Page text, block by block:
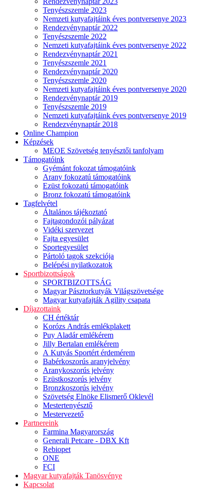
Tenyészszemle 2023
Nemzeti kutyafajtáink éves pontversenye 2023
Rendezvénynaptár 2022
Tenyészszemle 2022
Nemzeti kutyafajtáink éves pontversenye 2022
Rendezvénynaptár 2021
Tenyészszemle 2021
Rendezvénynaptár 2020
Tenyészszemle 2020
Nemzeti kutyafajtáink éves pontversenye 2020
Rendezvénynaptár 2019
Tenyészszemle 2019
Nemzeti kutyafajtáink éves pontversenye 2019
Rendezvénynaptár 2018
Online Champion
Képzések
MEOE Szövetség tenyésztői tanfolyam
Támogatóink
Gyémánt fokozat támogatóink
Arany fokozatú támogatóink
Ezüst fokozatú támogatóink
Bronz fokozatú támogatóink
Tagfelvétel
Általános tájékoztató
Fajtagondozói pályázat
Vidéki szervezet
Fajta egyesület
Sportegyesület
Pártoló tagok szekciója
Belépési nyilatkozatok
Sportbizottságok
SPORTBIZOTTSÁG
Magyar Pásztorkutyák Világszövetsége
Magyar kutyafajták Agility csapata
Díjazottaink
CH értéktár
Korózs András emlékplakett
Puy Aladár emlékérem
Jilly Bertalan emlékérem
A Kutyás Sportért érdemérem
Babérkoszorús aranyjelvény
Aranykoszorús jelvény
Ezüstkoszorús jelvény
Bronzkoszorús jelvény
Szövetség Elnöke Elismerő Oklevél
Mestertenyésztő
Mestervezető
Partnereink
Farmina Magyarország
Generali Petcare - DBX Kft
Rebiopet
ONE
FCI
Magyar kutyafajták Tanösvénye
Kapcsolat